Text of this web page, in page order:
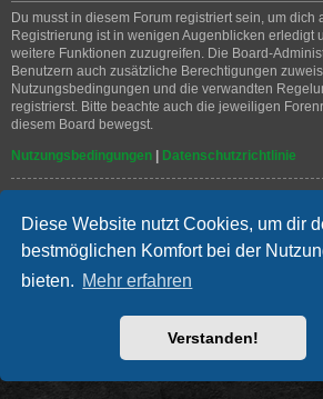
Diese Website nutzt Cookies, um dir
bestmöglichen Komfort bei der
bieten. Mehr erfahren
Verstanden!
Du musst in diesem Forum registriert sein, um dich
Registrierung ist in wenigen Augenblicken erledigt
weitere Funktionen zuzugreifen. Die Board-
Benutzern auch zusätzliche Berechtigungen
Nutzungsbedingungen und die verwandten
registrierst. Bitte beachte auch die jeweiligen
diesem Board bewegst.
Nutzungsbedingungen | Datenschutzrichtlinie
Foren-Übersicht
Powered byphpBB
PRIVACY_LINK|